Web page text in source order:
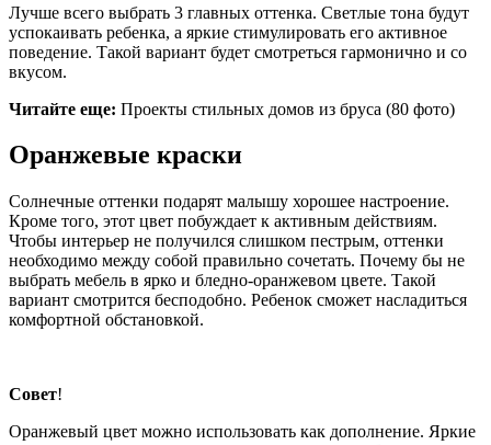
Лучше всего выбрать 3 главных оттенка. Светлые тона будут
успокаивать ребенка, а яркие стимулировать его активное
поведение. Такой вариант будет смотреться гармонично и со
вкусом.
Читайте еще: Проекты стильных домов из бруса (80 фото)
Оранжевые краски
Солнечные оттенки подарят малышу хорошее настроение.
Кроме того, этот цвет побуждает к активным действиям.
Чтобы интерьер не получился слишком пестрым, оттенки
необходимо между собой правильно сочетать. Почему бы не
выбрать мебель в ярко и бледно-оранжевом цвете. Такой
вариант смотрится бесподобно. Ребенок сможет насладиться
комфортной обстановкой.
Совет!
Оранжевый цвет можно использовать как дополнение. Яркие